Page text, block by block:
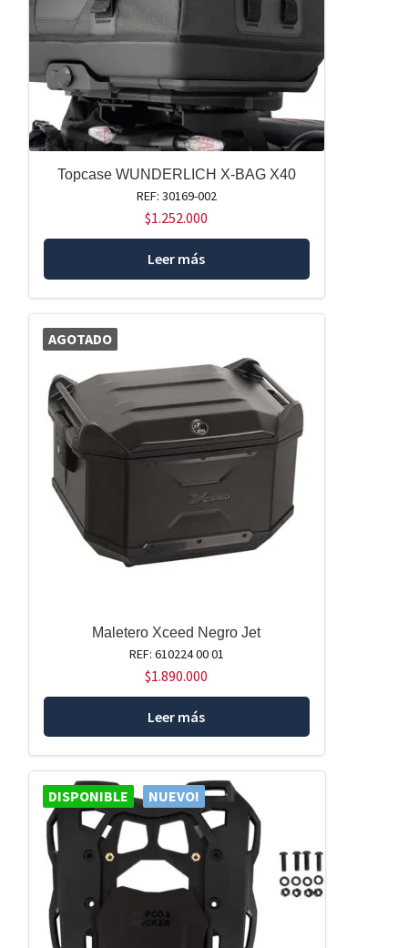
Topcase WUNDERLICH X-BAG X40
REF: 30169-002
$1.252.000
Leer más
AGOTADO
Maletero Xceed Negro Jet
REF: 610224 00 01
$1.890.000
Leer más
DISPONIBLE NUEVO!